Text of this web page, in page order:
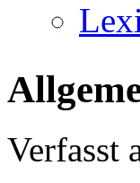
Verfasst